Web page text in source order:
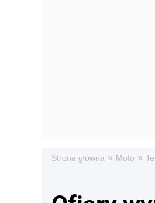
Strona główna » Moto »